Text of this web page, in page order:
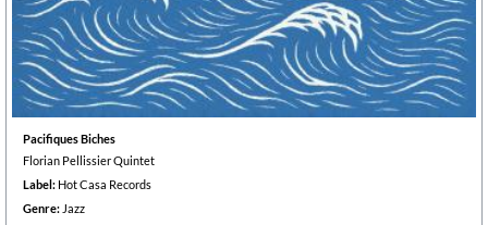
Pacifiques Biches
Florian Pellissier Quintet
Label: Hot Casa Records
Genre: Jazz